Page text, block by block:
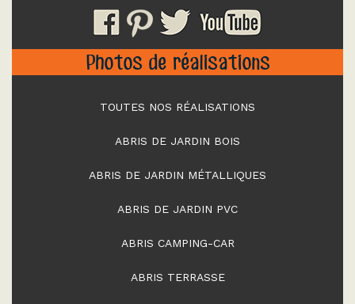
Photos de réalisations
TOUTES NOS RÉALISATIONS
ABRIS DE JARDIN BOIS
ABRIS DE JARDIN MÉTALLIQUES
ABRIS DE JARDIN PVC
ABRIS CAMPING-CAR
ABRIS TERRASSE